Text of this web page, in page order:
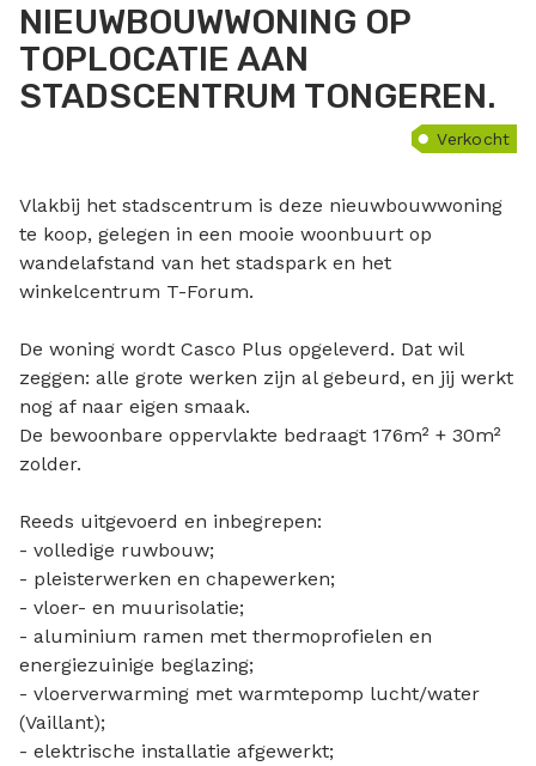
NIEUWBOUWWONING OP
TOPLOCATIE AAN
STADSCENTRUM TONGEREN.
Verkocht
Vlakbij het stadscentrum is deze nieuwbouwwoning
te koop, gelegen in een mooie woonbuurt op
wandelafstand van het stadspark en het
winkelcentrum T-Forum.
De woning wordt Casco Plus opgeleverd. Dat wil
zeggen: alle grote werken zijn al gebeurd, en jij werkt
nog af naar eigen smaak.
De bewoonbare oppervlakte bedraagt 176m² + 30m²
zolder.
Reeds uitgevoerd en inbegrepen:
- volledige ruwbouw;
- pleisterwerken en chapewerken;
- vloer- en muurisolatie;
- aluminium ramen met thermoprofielen en
energiezuinige beglazing;
- vloerverwarming met warmtepomp lucht/water
(Vaillant);
- elektrische installatie afgewerkt;